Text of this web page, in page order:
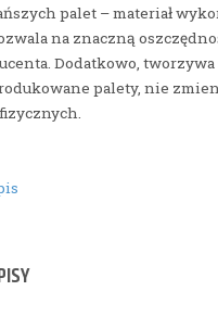
palet – materiał
na znaczną
Dodatkowo, tworzywa
palety, nie